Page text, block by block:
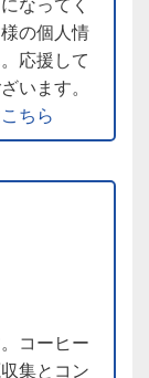
の個人情
応援して
います。
こちら
コーヒー
集とコン